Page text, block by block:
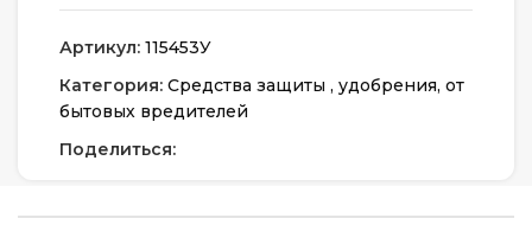
Артикул: 115453У
Категория: Средства защиты , удобрения, от
бытовых вредителей
Поделиться: